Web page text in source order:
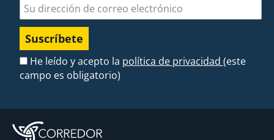
Dirección de correo electrónico
He leído y acepto la política de privacidad (este
campo es obligatorio)